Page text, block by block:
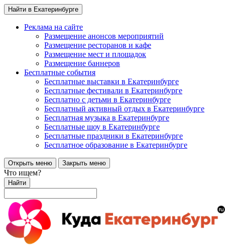
Найти в Екатеринбурге
Реклама на сайте
Размещение анонсов мероприятий
Размещение ресторанов и кафе
Размещение мест и площадок
Размещение баннеров
Бесплатные события
Бесплатные выставки в Екатеринбурге
Бесплатные фестивали в Екатеринбурге
Бесплатно с детьми в Екатеринбурге
Бесплатный активный отдых в Екатеринбурге
Бесплатная музыка в Екатеринбурге
Бесплатные шоу в Екатеринбурге
Бесплатные праздники в Екатеринбурге
Бесплатное образование в Екатеринбурге
Открыть меню Закрыть меню
Что ищем?
Найти